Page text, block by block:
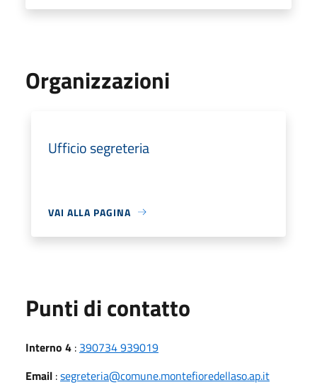
Organizzazioni
Ufficio segreteria
VAI ALLA PAGINA
Punti di contatto
Interno 4 : 390734 939019
Email :segreteria@comune.montefioredellaso.ap.it